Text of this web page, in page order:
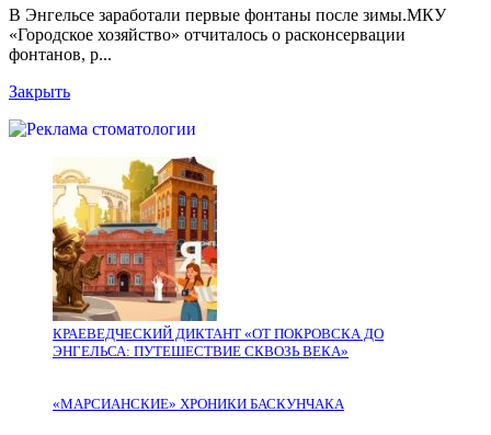
В Энгельсе заработали первые фонтаны после зимы.МКУ
«Городское хозяйство» отчиталось о расконсервации
фонтанов, р...
Закрыть
КРАЕВЕДЧЕСКИЙ ДИКТАНТ «ОТ ПОКРОВСКА ДО
ЭНГЕЛЬСА: ПУТЕШЕСТВИЕ СКВОЗЬ ВЕКА»
«МАРСИАНСКИЕ» ХРОНИКИ БАСКУНЧАКА